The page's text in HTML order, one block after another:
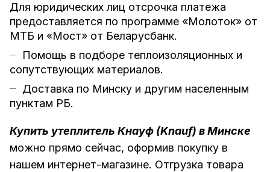
Для юридических лиц отсрочка платежа
предоставляется по программе «Молоток» от
МТБ и «Мост» от Беларусбанк.
Помощь в подборе теплоизоляционных и
сопутствующих материалов.
Доставка по Минску и другим населенным
пунктам РБ.
Купить утеплитель Кнауф (Knauf) в Минске
можно прямо сейчас, оформив покупку в
нашем интернет-магазине. Отгрузка товара